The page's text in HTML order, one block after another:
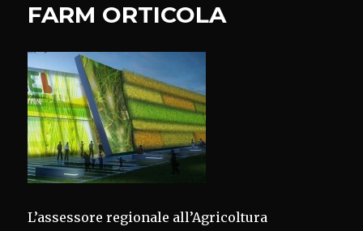
FARM ORTICOLA
L’assessore regionale all’Agricoltura